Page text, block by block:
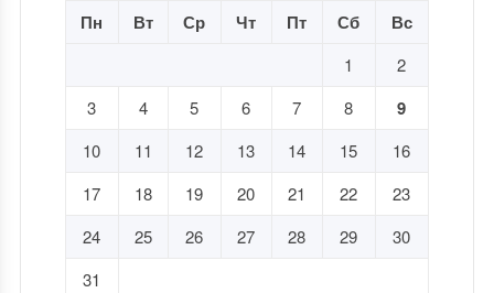
Пн Вт Ср Чт Пт Сб Вс
1
2
3
4 5 6 7 8 9
10 11 12 13 14 15
16
17
18 19 20 21 22
23
24
25 26 27 28 29
30
31